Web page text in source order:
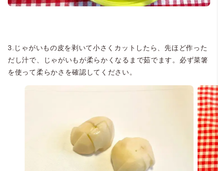
3.じゃがいもの皮を剥いて小さくカットしたら、先ほど作った
だし汁で、じゃがいもが柔らかくなるまで茹でます。必ず菜箸
を使って柔らかさを確認してください。